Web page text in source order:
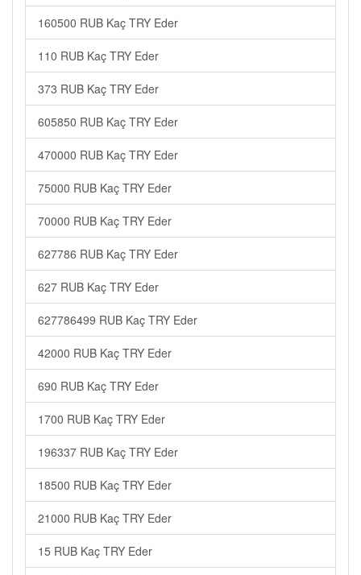
160500 RUB Kaç TRY Eder
110 RUB Kaç TRY Eder
373 RUB Kaç TRY Eder
605850 RUB Kaç TRY Eder
470000 RUB Kaç TRY Eder
75000 RUB Kaç TRY Eder
70000 RUB Kaç TRY Eder
627786 RUB Kaç TRY Eder
627 RUB Kaç TRY Eder
627786499 RUB Kaç TRY Eder
42000 RUB Kaç TRY Eder
690 RUB Kaç TRY Eder
1700 RUB Kaç TRY Eder
196337 RUB Kaç TRY Eder
18500 RUB Kaç TRY Eder
21000 RUB Kaç TRY Eder
15 RUB Kaç TRY Eder